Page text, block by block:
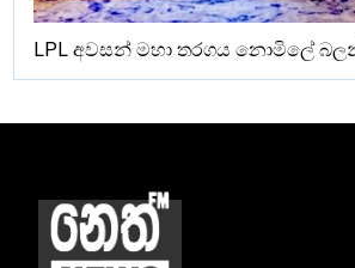
LPL අවසන් මහා තරගය නොමිලේ